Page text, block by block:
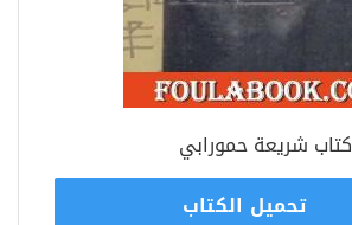
كتاب شريعة حمورابي
تحميل الكتاب